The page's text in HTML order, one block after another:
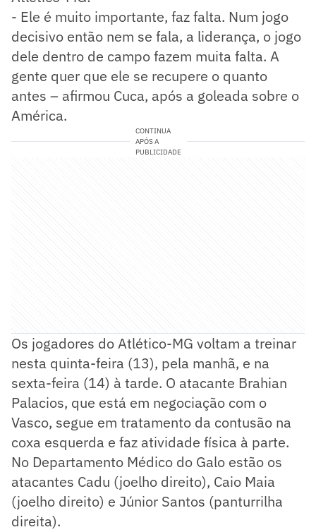
- Ele é muito importante, faz falta. Num jogo
decisivo então nem se fala, a liderança, o jogo
dele dentro de campo fazem muita falta. A
gente quer que ele se recupere o quanto
antes – afirmou Cuca, após a goleada sobre o
América.
CONTINUA
APÓS A
PUBLICIDADE
Os jogadores do Atlético-MG voltam a treinar
nesta quinta-feira (13), pela manhã, e na
sexta-feira (14) à tarde. O atacante Brahian
Palacios, que está em negociação com o
Vasco, segue em tratamento da contusão na
coxa esquerda e faz atividade física à parte.
No Departamento Médico do Galo estão os
atacantes Cadu (joelho direito), Caio Maia
(joelho direito) e Júnior Santos (panturrilha
direita).